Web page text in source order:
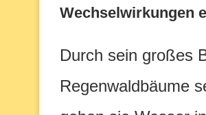
Wechselwirkungen
Durch sein großes
Regenwaldbäume